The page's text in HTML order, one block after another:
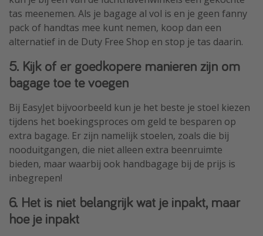
tas meenemen. Als je bagage al vol is en je geen fanny
pack of handtas mee kunt nemen, koop dan een
alternatief in de Duty Free Shop en stop je tas daarin.
5. Kijk of er goedkopere manieren zijn om
bagage toe te voegen
Bij EasyJet bijvoorbeeld kun je het beste je stoel kiezen
tijdens het boekingsproces om geld te besparen op
extra bagage. Er zijn namelijk stoelen, zoals die bij
nooduitgangen, die niet alleen extra beenruimte
bieden, maar waarbij ook handbagage bij de prijs is
inbegrepen!
6. Het is niet belangrijk wat je inpakt, maar
hoe je inpakt